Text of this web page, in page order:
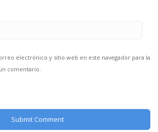
electrónico y sitio web en este navegador para la
comentario.